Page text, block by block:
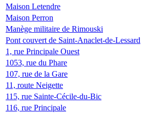
Maison Letendre
Maison Perron
Manège militaire de Rimouski
Pont couvert de Saint-Anaclet-de-Lessard
1, rue Principale Ouest
1053, rue du Phare
107, rue de la Gare
11, route Neigette
115, rue Sainte-Cécile-du-Bic
116, rue Principale